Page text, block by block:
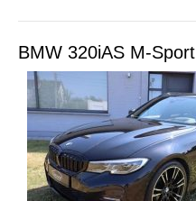
BMW 320iAS M-Sport